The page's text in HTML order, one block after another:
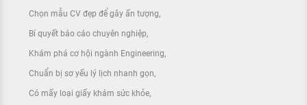
Chọn mẫu CV đẹp để gây ấn tượng
Bí quyết báo cáo chuyên nghiệp
Khám phá cơ hội ngành Engineering
Chuẩn bị sơ yếu lý lịch nhanh gọn
Có mấy loại giấy khám sức khỏe